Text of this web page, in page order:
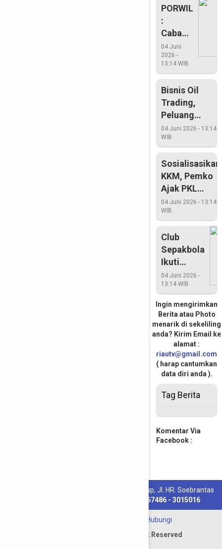
PORWIL
:
Cabang
Renang
Riau
Porwil
04 Juni
2026 -
13:14 WIB
Bisnis Oil
Trading,
Peluang
Mencerahkan
04 Juni 2026 - 13:14
WIB
Sosialisasikan
KKM, Pemko
Ajak PKL
Diskusi
04 Juni 2026 - 13:14
WIB
Club
Sepakbola
Ikuti
Bupati
Cup Tahun
2015
04 Juni 2026 -
13:14 WIB
Ingin mengirimkan
Berita atau Photo
menarik di sekeliling
anda? Kirim Email ke
alamat :
riautv@gmail.com
( harap cantumkan
data diri anda ).
Tag Berita
Komentar Via
Facebook :
Komp. Riau Pos Grup, Jl. HR. Soebrantas
( 0761 ) 567486 - 3015016
Hubungi
Copyright © 2012 - 2018. All Right Reserved